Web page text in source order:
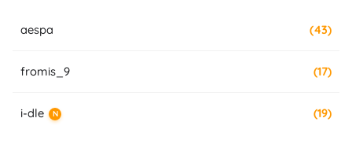
aespa (43)
fromis_9 (17)
i-dle N (19)